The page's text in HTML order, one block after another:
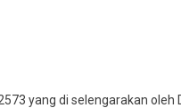
2573 yang di selengarakan